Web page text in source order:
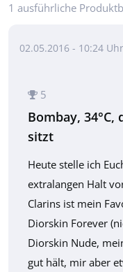
1 ausführliche
02.05.2016 - 10:24 Uhr
5
Bombay, 34°C,
sitzt
Heute stelle ich
extralangen Halt
Clarins ist mein
Diorskin Forever
Diorskin Nude,
gut hält, mir aber